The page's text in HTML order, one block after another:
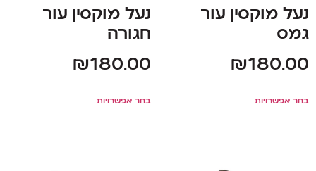
נעל מוקסין עור
גמס
₪180.00
בחר אפשרויות
נעל מוקסין עור
חגורה
₪180.00
בחר אפשרויות